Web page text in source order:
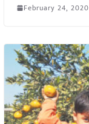
February 24, 2020